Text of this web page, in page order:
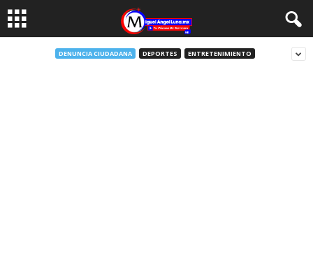
DENUNCIA CIUDADANA DEPORTES ENTRETENIMIENTO